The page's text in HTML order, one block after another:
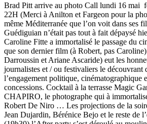
Brad Pitt arrive au photo Call lundi 16
22H (Merci à Anilton et Fargeon pour la
même Méditerranée que l’on voit dans ses
Guédiguian n’était pas tout à fait dépaysé
Caroline Fitte a immortalisé le passage du
que son dernier film (à Robert, pas
Darroussin et Ariane Ascaride) eut les
journalistes et / ou festivaliers le
l’engagement politique, cinématographique
concessions. Cocktail à la terrasse Magic
CHAPIRO, le photographe qui à
Robert De Niro … Les projections de la
Jean Dujardin, Bérénice Bejo et le reste de